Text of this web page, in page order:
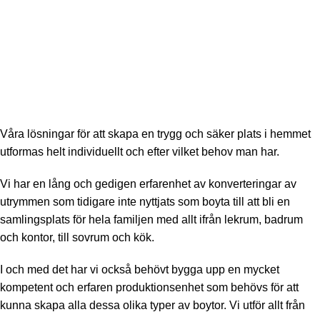
Våra lösningar för att skapa en trygg och säker plats i hemmet
utformas helt individuellt och efter vilket behov man har.
Vi har en lång och gedigen erfarenhet av konverteringar av
utrymmen som tidigare inte nyttjats som boyta till att bli en
samlingsplats för hela familjen med allt ifrån lekrum, badrum
och kontor, till sovrum och kök.
I och med det har vi också behövt bygga upp en mycket
kompetent och erfaren produktionsenhet som behövs för att
kunna skapa alla dessa olika typer av boytor. Vi utför allt från